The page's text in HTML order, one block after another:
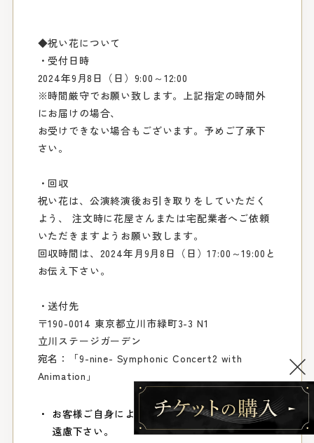
◆祝い花について
・受付日時
2024年9月8日（日）9:00～12:00
※時間厳守でお願い致します。上記指定の時間外
にお届けの場合、
お受けできない場合もございます。予めご了承下
さい。
・回収
祝い花は、公演終演後お引き取りをしていただく
よう、 注文時に花屋さんまたは宅配業者へご依頼
いただきますようお願い致します。
回収時間は、2024年月9月8日（日）17:00～19:00と
お伝え下さい。
・送付先
〒190-0014 東京都立川市緑町3-3 N1
立川ステージガーデン
宛名：「9-nine- Symphonic Concert2 with
Animation」
お客様ご自身による会場へのお問合せなどはご
遠慮下さい。